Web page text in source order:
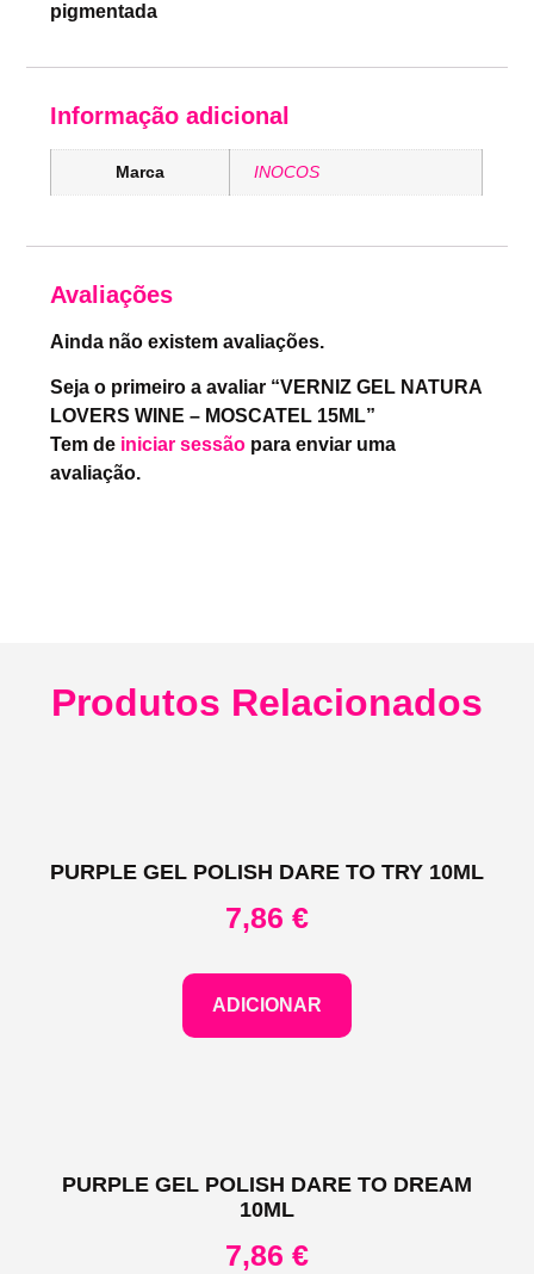
pigmentada
Informação adicional
Marca INOCOS
Avaliações
Ainda não existem avaliações.
Seja o primeiro a avaliar “VERNIZ GEL NATURA
LOVERS WINE – MOSCATEL 15ML”
Tem de iniciar sessão para enviar uma
avaliação.
Produtos Relacionados
PURPLE GEL POLISH DARE TO TRY 10ML
7,86 €
ADICIONAR
PURPLE GEL POLISH DARE TO DREAM
10ML
7,86 €